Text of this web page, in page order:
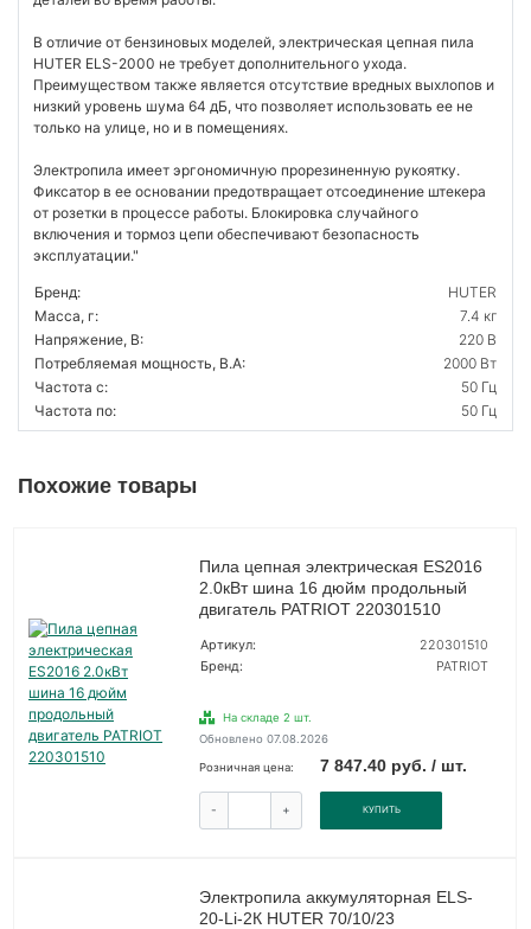
В отличие от бензиновых моделей, электрическая цепная пила
HUTER ELS-2000 не требует дополнительного ухода.
Преимуществом также является отсутствие вредных выхлопов и
низкий уровень шума 64 дБ, что позволяет использовать ее не
только на улице, но и в помещениях.
Электропила имеет эргономичную прорезиненную рукоятку.
Фиксатор в ее основании предотвращает отсоединение штекера
от розетки в процессе работы. Блокировка случайного
включения и тормоз цепи обеспечивают безопасность
эксплуатации."
Бренд:
HUTER
Масса, г:
7.4 кг
Напряжение, В:
220 В
Потребляемая мощность, В.А:
2000 Вт
Частота с:
50 Гц
Частота по:
50 Гц
Похожие товары
Пила цепная электрическая ES2016
2.0кВт шина 16 дюйм продольный
двигатель PATRIOT 220301510
Артикул:
220301510
Бренд:
PATRIOT
На складе 2 шт.
Обновлено 07.08.2026
Розничная цена: 7 847.40 руб. / шт.
- + КУПИТЬ
Электропила аккумуляторная ELS-
20-Li-2К HUTER 70/10/23